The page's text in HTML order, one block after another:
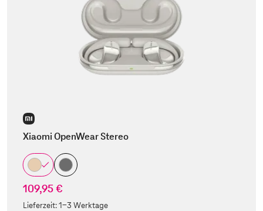
Xiaomi OpenWear Stereo
109,95 €
Lieferzeit:1-3 Werktage